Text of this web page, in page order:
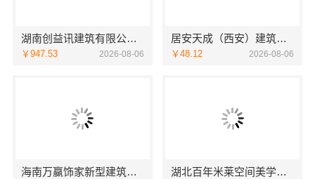
湖南创益讯建筑有限公司-长沙正规家装零增项承诺
￥947.53 2026-08-06
居安天成（西安）建筑工程有限责任公司西安未央区一站式家装设计刚需房售后完善
￥48.12 2026-08-06
海南万赢饰家新型建筑材料有限公司工期提速，刚需装修更高效 湖北百年米莱空间美学装饰材料有限公司襄阳设计装修轻奢风